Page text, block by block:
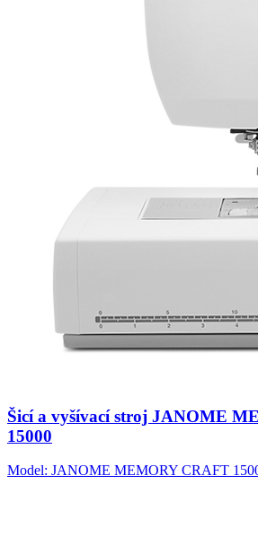
Šicí a vyšívací stroj JANOME
15000
Model: JANOME MEMORY CRAFT